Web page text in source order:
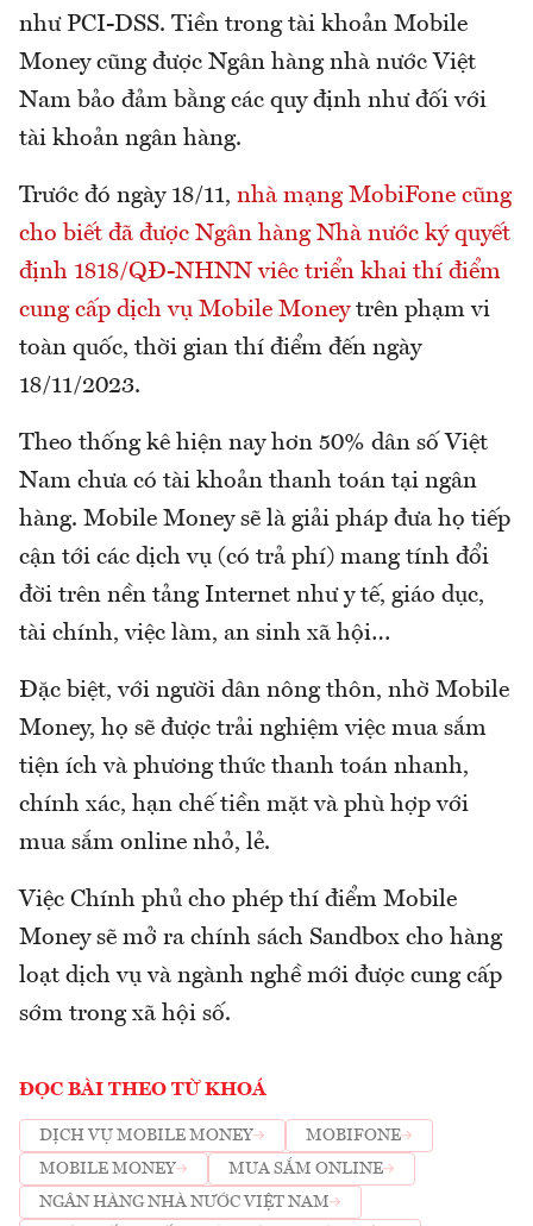
như PCI-DSS. Tiền trong tài khoản Mobile
Money cũng được Ngân hàng nhà nước Việt
Nam bảo đảm bằng các quy định như đối với
tài khoản ngân hàng.
Trước đó ngày 18/11, nhà mạng MobiFone cũng
cho biết đã được Ngân hàng Nhà nước ký quyết
định 1818/QĐ-NHNN viêc triển khai thí điểm
cung cấp dịch vụ Mobile Moneytrên phạm vi
toàn quốc, thời gian thí điểm đến ngày
18/11/2023.
Theo thống kê hiện nay hơn 50% dân số Việt
Nam chưa có tài khoản thanh toán tại ngân
hàng. Mobile Money sẽ là giải pháp đưa họ tiếp
cận tới các dịch vụ (có trả phí) mang tính đổi
đời trên nền tảng Internet như y tế, giáo dục,
tài chính, việc làm, an sinh xã hội…
Đặc biệt, với người dân nông thôn, nhờ Mobile
Money, họ sẽ được trải nghiệm việc mua sắm
tiện ích và phương thức thanh toán nhanh,
chính xác, hạn chế tiền mặt và phù hợp với
mua sắm online nhỏ, lẻ.
Việc Chính phủ cho phép thí điểm Mobile
Money sẽ mở ra chính sách Sandbox cho hàng
loạt dịch vụ và ngành nghề mới được cung cấp
sớm trong xã hội số.
ĐỌC BÀI THEO TỪ KHOÁ
DỊCH VỤ MOBILE MONEY
MOBIFONE
MOBILE MONEY
MUA SẮM ONLINE
NGÂN HÀNG NHÀ NƯỚC VIỆT NAM